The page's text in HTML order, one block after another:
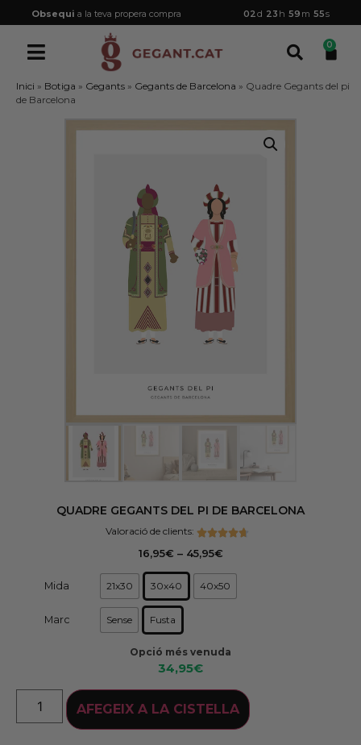
Obsequi a la teva propera compra 02d 23 h 59 m 55s
0
Inici » Botiga » Gegants » Gegants de Barcelona » Quadre Gegants del pi
de Barcelona
QUADRE GEGANTS DEL PI DE BARCELONA
Valoració de clients:
16,95€ – 45,95€
Mida 21x30 30x40 40x50
Marc Sense Fusta
Opció més venuda
34,95€
AFEGEIX A LA CISTELLA